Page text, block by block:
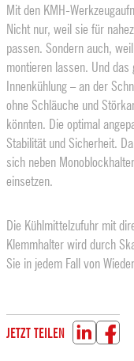
Mit den KMH-
Nicht nur, weil sie für
passen. Sondern auch,
montieren lassen. Und
Innenkühlung – an der
ohne Schläuche und
könnten. Die optimal
Stabilität und Sicherheit.
sich neben
einsetzen.
Die Kühlmittelzufuhr mit
Klemmhalter wird durch
Sie in jedem Fall von
JETZT TEILEN